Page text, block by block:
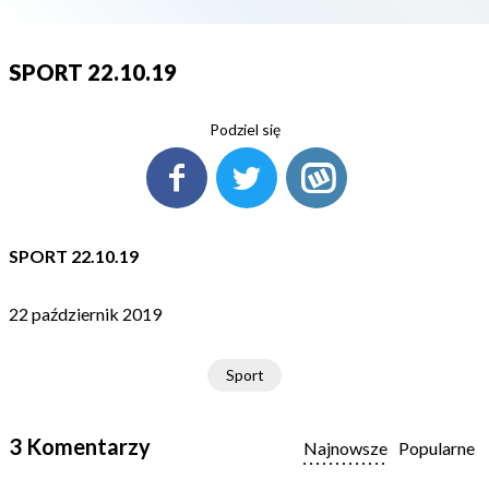
SPORT 22.10.19
Podziel się
SPORT 22.10.19
22 październik 2019
Sport
3 Komentarzy Popularne
Najnowsze